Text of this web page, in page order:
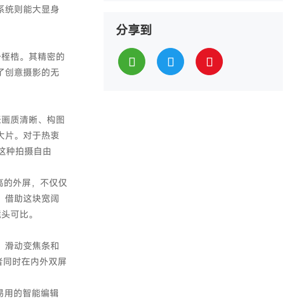
统则能大显身
梏。其精密的
创意摄影的无
质清晰、构图
片。对于热衷
种拍摄自由
外屏，不仅仅
借助这块宽阔
可比。
动变焦条和
时在内外双屏
的智能编辑
分享到